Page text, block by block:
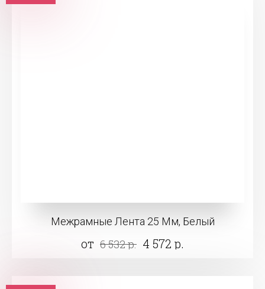
Межрамные Лента 25 Мм, Белый
от 6 532 р. 4 572 р.